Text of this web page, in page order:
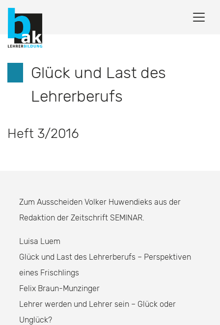
Glück und Last des
Lehrerberufs
Heft 3/2016
Zum Ausscheiden Volker Huwendieks aus der
Redaktion der Zeitschrift SEMINAR.
Luisa Luem
Glück und Last des Lehrerberufs – Perspektiven
eines Frischlings
Felix Braun-Munzinger
Lehrer werden und Lehrer sein – Glück oder
Unglück?